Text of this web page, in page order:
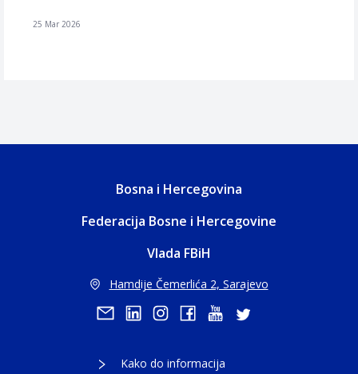
25 Mar 2026
Bosna i Hercegovina
Federacija Bosne i Hercegovine
Vlada FBiH
Hamdije Čemerlića 2, Sarajevo
Kako do informacija